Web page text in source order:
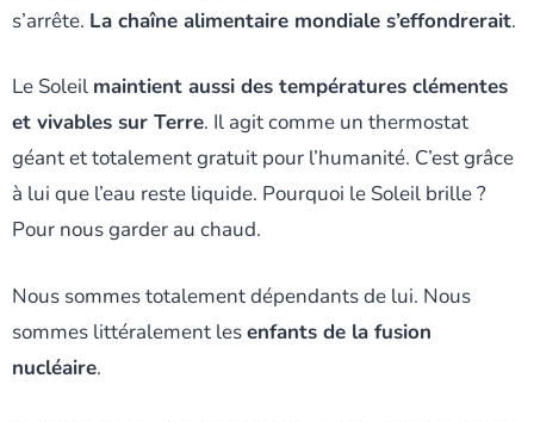
s’arrête. La chaîne alimentaire mondiale s’effondrerait.
Le Soleil maintient aussi des températures clémentes
et vivables sur Terre. Il agit comme un thermostat
géant et totalement gratuit pour l’humanité. C’est grâce
à lui que l’eau reste liquide. Pourquoi le Soleil brille ?
Pour nous garder au chaud.
Nous sommes totalement dépendants de lui. Nous
sommes littéralement lesenfants de la fusion
nucléaire.